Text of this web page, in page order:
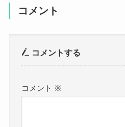
コメント
コメントする
コメント ※